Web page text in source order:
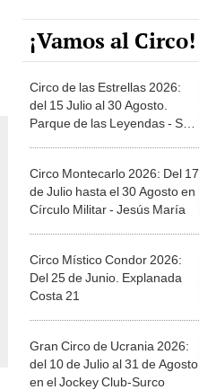
¡Vamos al Circo!
Circo de las Estrellas 2026:
del 15 Julio al 30 Agosto.
Parque de las Leyendas - San
Circo Montecarlo 2026: Del 17
de Julio hasta el 30 Agosto en
Círculo Militar - Jesús María
Circo Místico Condor 2026:
Del 25 de Junio. Explanada
Costa 21
Gran Circo de Ucrania 2026:
del 10 de Julio al 31 de Agosto
en el Jockey Club-Surco